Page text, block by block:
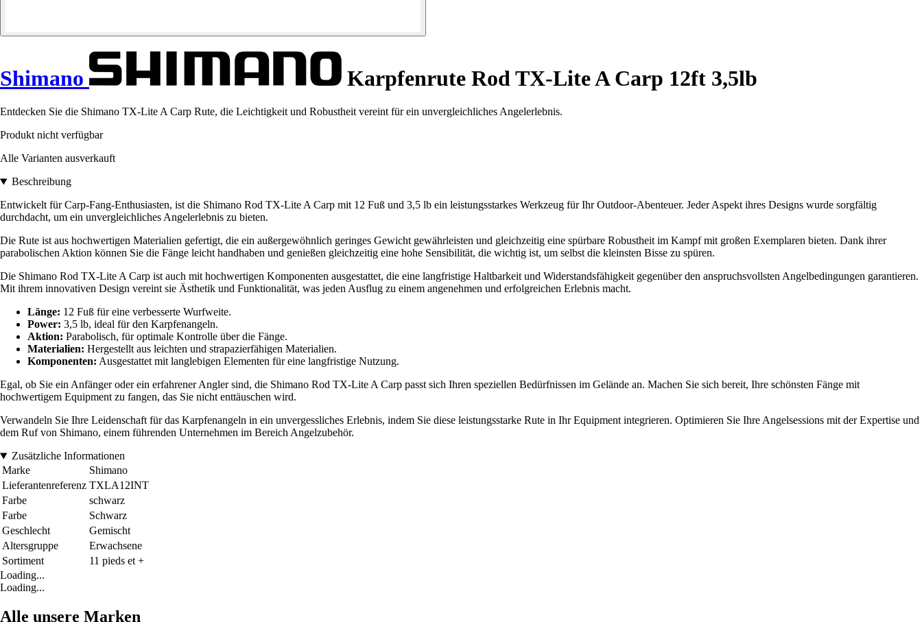
Shimano Karpfenrute Rod TX-Lite A Carp 12ft 3,5lb
Entdecken Sie die Shimano TX-Lite A Carp Rute, die Leichtigkeit und Robustheit vereint für ein unvergleichliches Angelerlebnis.
Produkt nicht verfügbar
Alle Varianten ausverkauft
Beschreibung
Entwickelt für Carp-Fang-Enthusiasten, ist die Shimano Rod TX-Lite A Carp mit 12 Fuß und 3,5 lb ein leistungsstarkes Werkzeug für Ihr Outdoor-Abenteuer. Jeder Aspekt ihres Designs wurde sorgfältig
durchdacht, um ein unvergleichliches Angelerlebnis zu bieten.
Die Rute ist aus hochwertigen Materialien gefertigt, die ein außergewöhnlich geringes Gewicht gewährleisten und gleichzeitig eine spürbare Robustheit im Kampf mit großen Exemplaren bieten. Dank ihrer
parabolischen Aktion können Sie die Fänge leicht handhaben und genießen gleichzeitig eine hohe Sensibilität, die wichtig ist, um selbst die kleinsten Bisse zu spüren.
Die Shimano Rod TX-Lite A Carp ist auch mit hochwertigen Komponenten ausgestattet, die eine langfristige Haltbarkeit und Widerstandsfähigkeit gegenüber den anspruchsvollsten Angelbedingungen garantieren.
Mit ihrem innovativen Design vereint sie Ästhetik und Funktionalität, was jeden Ausflug zu einem angenehmen und erfolgreichen Erlebnis macht.
Länge: 12 Fuß für eine verbesserte Wurfweite.
Power: 3,5 lb, ideal für den Karpfenangeln.
Aktion: Parabolisch, für optimale Kontrolle über die Fänge.
Materialien: Hergestellt aus leichten und strapazierfähigen Materialien.
Komponenten: Ausgestattet mit langlebigen Elementen für eine langfristige Nutzung.
Egal, ob Sie ein Anfänger oder ein erfahrener Angler sind, die Shimano Rod TX-Lite A Carp passt sich Ihren speziellen Bedürfnissen im Gelände an. Machen Sie sich bereit, Ihre schönsten Fänge mit
hochwertigem Equipment zu fangen, das Sie nicht enttäuschen wird.
Verwandeln Sie Ihre Leidenschaft für das Karpfenangeln in ein unvergessliches Erlebnis, indem Sie diese leistungsstarke Rute in Ihr Equipment integrieren. Optimieren Sie Ihre Angelsessions mit der Expertise und
dem Ruf von Shimano, einem führenden Unternehmen im Bereich Angelzubehör.
Zusätzliche Informationen
Marke
Shimano
Lieferantenreferenz TXLA12INT
Farbe
schwarz
Farbe
Schwarz
Geschlecht
Gemischt
Altersgruppe
Erwachsene
Sortiment
11 pieds et +
Loading...
Loading...
Alle unsere Marken